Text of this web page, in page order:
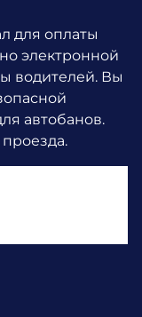
для оплаты
электронной
водителей. Вы
автобанов.